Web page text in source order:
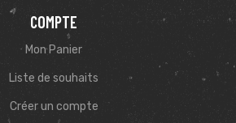
COMPTE
Mon Panier
Liste de souhaits
Créer un compte